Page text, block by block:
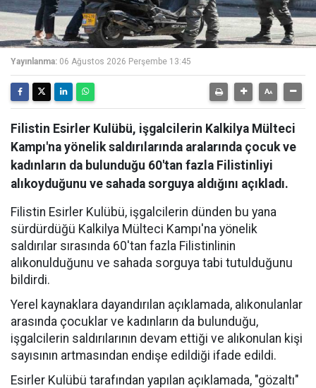
Yayınlanma: 06 Ağustos 2026 Perşembe 13:45
Filistin Esirler Kulübü, işgalcilerin Kalkilya Mülteci
Kampı'na yönelik saldırılarında aralarında çocuk ve
kadınların da bulunduğu 60'tan fazla Filistinliyi
alıkoyduğunu ve sahada sorguya aldığını açıkladı.
Filistin Esirler Kulübü, işgalcilerin dünden bu yana
sürdürdüğü Kalkilya Mülteci Kampı'na yönelik
saldırılar sırasında 60'tan fazla Filistinlinin
alıkonulduğunu ve sahada sorguya tabi tutulduğunu
bildirdi.
Yerel kaynaklara dayandırılan açıklamada, alıkonulanlar
arasında çocuklar ve kadınların da bulunduğu,
işgalcilerin saldırılarının devam ettiği ve alıkonulan kişi
sayısının artmasından endişe edildiği ifade edildi.
Esirler Kulübü tarafından yapılan açıklamada, "gözaltı"